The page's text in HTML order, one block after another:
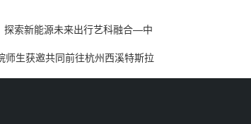
索新能源未来出行艺科融合—中
生获邀共同前往杭州西溪特斯拉